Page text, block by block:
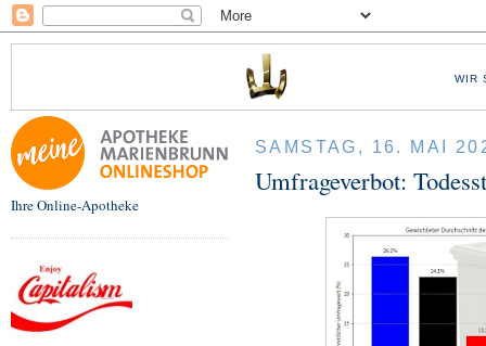
WIR
Ihre Online-Apotheke
SAMSTAG, 16. MAI
Umfrageverbot: